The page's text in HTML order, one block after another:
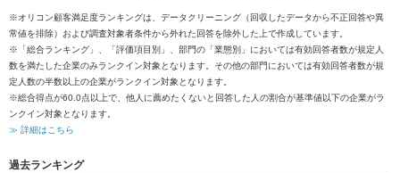
※オリコン顧客満足度ランキングは、データクリーニング（回収したデータから不正回答や異
常値を排除）および調査対象者条件から外れた回答を除外した上で作成しています。
※「総合ランキング」、「評価項目別」、部門の「業態別」においては有効回答者数が規定人
数を満たした企業のみランクイン対象となります。その他の部門においては有効回答者数が規
定人数の半数以上の企業がランクイン対象となります。
※総合得点が60.0点以上で、他人に薦めたくないと回答した人の割合が基準値以下の企業がラ
ンクイン対象となります。
≫ 詳細はこちら
過去ランキング